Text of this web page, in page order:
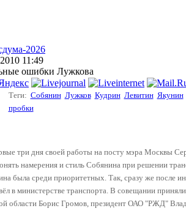
2026
11:49
ошибки Лужкова
Теги: Собянин Лужков Кудрин Левитин Якунин
пробки
три дня своей работы на посту мэра Москвы
намерения и стиль Собянина при решении
была среди приоритетных. Так, сразу же после
в министерстве транспорта. В совещании
области Борис Громов, президент ОАО "РЖД"